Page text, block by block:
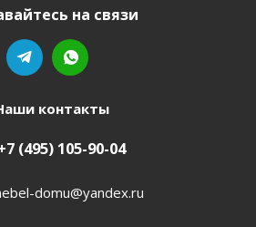
на связи
контакты
(495) 105-90-04
domu@yandex.ru